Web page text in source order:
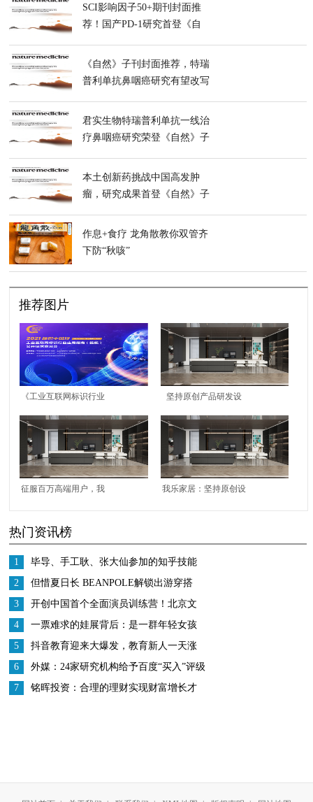
SCI影响因子50+期刊封面推
荐！国产PD-1研究首登《自
《自然》子刊封面推荐，特瑞
普利单抗鼻咽癌研究有望改写
君实生物特瑞普利单抗一线治
疗鼻咽癌研究荣登《自然》子
本土创新药挑战中国高发肿
瘤，研究成果首登《自然》子
作息+食疗 龙角散教你双管齐
下防“秋咳”
推荐图片
《工业互联网标识行业
应用指南（线缆）》公
开征求意见会于9月16
日在武汉召开
坚持原创产品研发设
计，我乐家居稳赢高端
家居市场C位
征服百万高端用户，我
居设计C位
我乐家居：坚持原创设
热门资讯榜
1
毕导、手工耿、张大仙参加的知乎技能
研究所是什么？
2
但惜夏日长 BEANPOLE解锁出游穿搭
3
开创中国首个全面演员训练营！北京文
化或将再发爆款！
4
一票难求的娃展背后：是一群年轻女孩
从追星到创业的蝶变
5
抖音教育迎来大爆发，教育新人一天涨
粉200万
6
外媒：24家研究机构给予百度“买入”评级
多家对冲基金增持股份
7
铭晖投资：合理的理财实现财富增长才